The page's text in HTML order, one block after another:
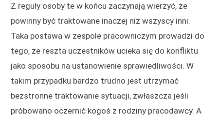
Z reguły osoby te w końcu zaczynają wierzyć, że
powinny być traktowane inaczej niż wszyscy inni.
Taka postawa w zespole pracowniczym prowadzi do
tego, że reszta uczestników ucieka się do konfliktu
jako sposobu na ustanowienie sprawiedliwości. W
takim przypadku bardzo trudno jest utrzymać
bezstronne traktowanie sytuacji, zwłaszcza jeśli
próbowano oczernić kogoś z rodziny pracodawcy. A